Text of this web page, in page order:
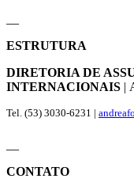
ESTRUTURA
DIRETORIA DE
INTERNACIONAIS |
Tel. (53) 3030-6231 |
CONTATO